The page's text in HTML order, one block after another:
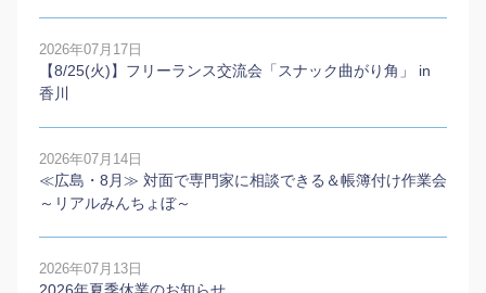
2026年07月17日
【8/25(火)】フリーランス交流会「スナック曲がり角」 in
香川
2026年07月14日
≪広島・8月≫ 対面で専門家に相談できる＆帳簿付け作業会
～リアルみんちょぼ～
2026年07月13日